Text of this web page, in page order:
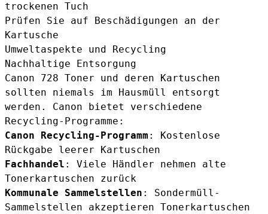
trockenen Tuch
Prüfen Sie auf Beschädigungen an der
Kartusche
Umweltaspekte und Recycling
Nachhaltige Entsorgung
Canon 728 Toner und deren Kartuschen
sollten niemals im Hausmüll entsorgt
werden. Canon bietet verschiedene
Recycling-Programme:
Canon Recycling-Programm : Kostenlose
Rückgabe leerer Kartuschen
Fachhandel : Viele Händler nehmen alte
Tonerkartuschen zurück
Kommunale Sammelstellen : Sondermüll-
Sammelstellen akzeptieren Tonerkartuschen